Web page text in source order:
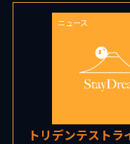
ニュース
トリデンテスト